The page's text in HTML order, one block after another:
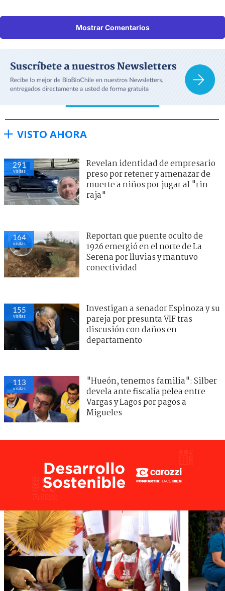
Mostrar Comentarios
VISTO AHORA
291
visitas
Revelan identidad de empresario
preso por retener y amenazar de
muerte a niños por jugar al "rin
raja"
164
visitas
Reportan que puente oculto de
1926 emergió en el norte de La
Serena por lluvias y mantuvo
conectividad
155
visitas
Investigan a senador Espinoza y su
pareja por presunta VIF tras
discusión con daños en
departamento
113
visitas
"Hueón, tenemos familia": Silber
devela ante fiscalía pelea entre
Vargas y Lagos por pagos a
Migueles